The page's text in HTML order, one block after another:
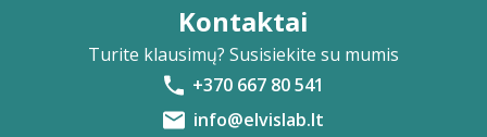
Kontaktai
Turite klausimų? Susisiekite su mumis
+370 667 80 541
info@elvislab.lt